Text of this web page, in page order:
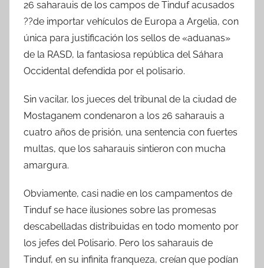
26 saharauis de los campos de Tinduf acusados
??de importar vehículos de Europa a Argelia, con
única para justificación los sellos de «aduanas»
de la RASD, la fantasiosa república del Sáhara
Occidental defendida por el polisario.
Sin vacilar, los jueces del tribunal de la ciudad de
Mostaganem condenaron a los 26 saharauis a
cuatro años de prisión, una sentencia con fuertes
multas, que los saharauis sintieron con mucha
amargura.
Obviamente, casi nadie en los campamentos de
Tinduf se hace ilusiones sobre las promesas
descabelladas distribuidas en todo momento por
los jefes del Polisario. Pero los saharauis de
Tinduf, en su infinita franqueza, creían que podían